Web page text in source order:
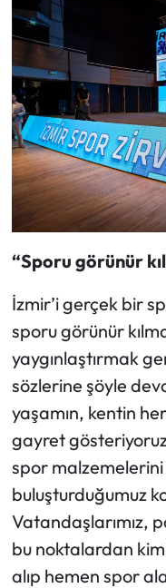
“Sporu görünür
İzmir’i gerçek bir
sporu görünür
yaygınlaştırmak
sözlerine şöyle
yaşamın, kentin
gayret
spor
buluşturduğumuz
Vatandaşlarımız,
bu noktalardan
alıp hemen spor